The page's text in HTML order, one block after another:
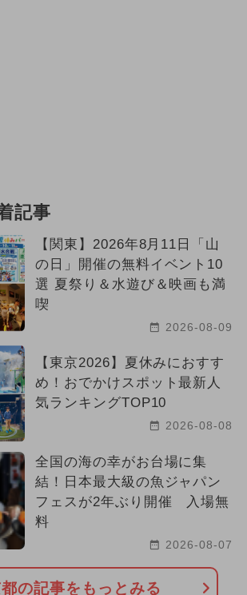
記事
【関東】2026年8月11日「山
の日」開催の無料イベント10
選 夏祭り＆水遊び＆映画も満
喫
2026-08-09
【東京2026】夏休みにおすす
め！おでかけスポット最新人
気ランキングTOP10
2026-08-08
全国の海の幸がお台場に集
結！日本最大級の魚ジャパン
フェスが2年ぶり開催 入場無
料
2026-08-07
の記事をもっとみる